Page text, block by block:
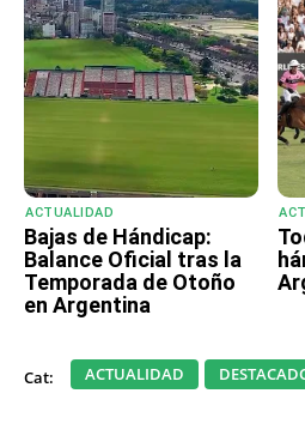
ACTUALIDAD
Bajas de Hándicap:
Balance Oficial tras la
Temporada de Otoño
en Argentina
Cat: ACTUALIDAD